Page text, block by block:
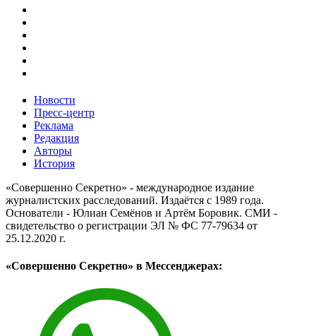
Новости
Пресс-центр
Реклама
Редакция
Авторы
История
«Совершенно Секретно» - международное издание
журналистских расследований. Издаётся с 1989 года.
Основатели - Юлиан Семёнов и Артём Боровик. CМИ -
свидетельство о регистрации ЭЛ № ФС 77-79634 от
25.12.2020 г.
«Совершенно Секретно» в Мессенджерах: